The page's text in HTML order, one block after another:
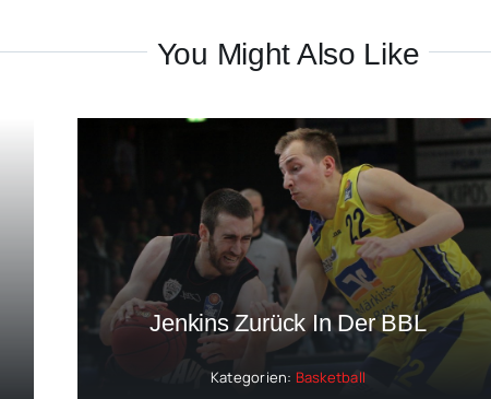
You Might Also Like
Jenkins Zurück In Der BBL
Kategorien: Basketball